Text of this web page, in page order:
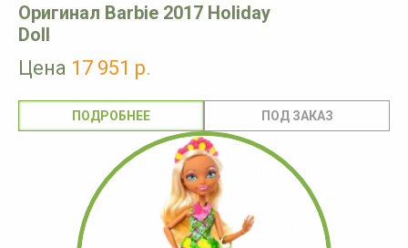
Оригинал Barbie 2017 Holiday
Doll
Цена 17 951 р.
ПОДРОБНЕЕ